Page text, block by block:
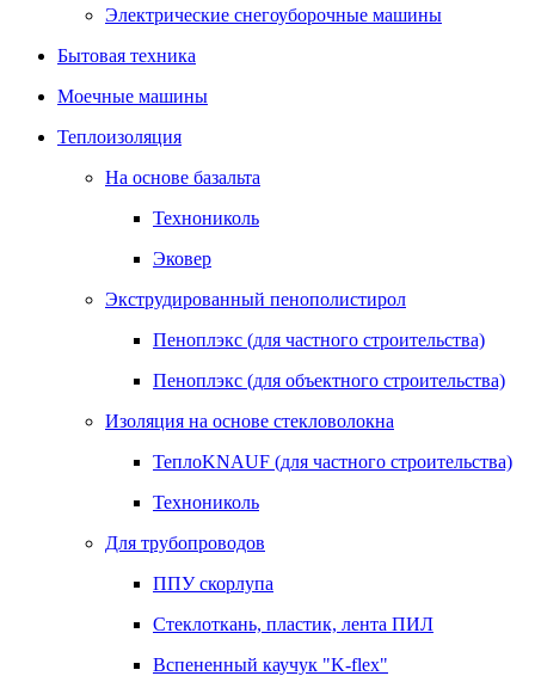
Электрические снегоуборочные машины
Бытовая техника
Моечные машины
Теплоизоляция
На основе базальта
Технониколь
Эковер
Экструдированный пенополистирол
Пеноплэкс (для частного строительства)
Пеноплэкс (для объектного строительства)
Изоляция на основе стекловолокна
ТеплоKNAUF (для частного строительства)
Технониколь
Для трубопроводов
ППУ скорлупа
Стеклоткань, пластик, лента ПИЛ
Вспененный каучук "K-flex"